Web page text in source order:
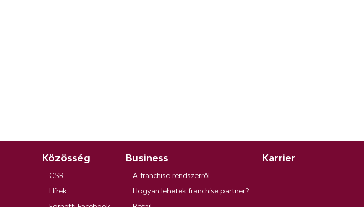
Közösség
CSR
Hírek
Business
A franchise rendszerről
Hogyan lehetek franchise partner?
Karrier